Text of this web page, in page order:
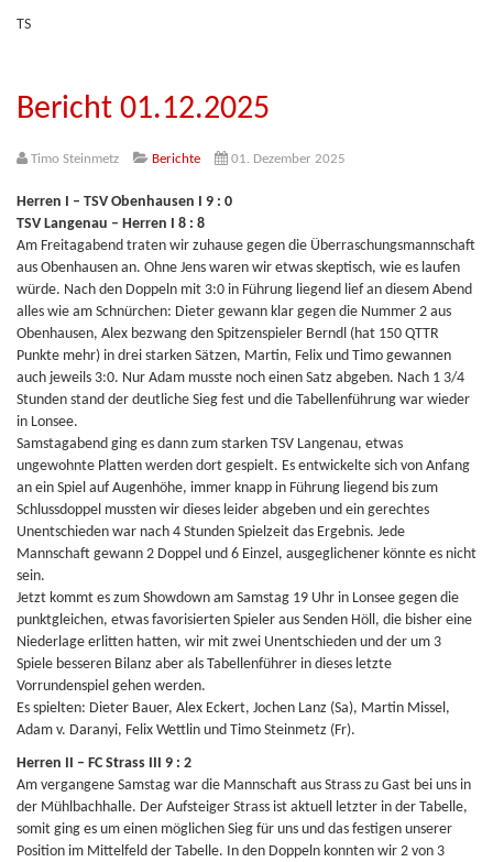
TS
Bericht 01.12.2025
Timo Steinmetz Berichte 01. Dezember 2025
Herren I – TSV Obenhausen I 9 : 0
TSV Langenau – Herren I 8 : 8
Am Freitagabend traten wir zuhause gegen die Überraschungsmannschaft
aus Obenhausen an. Ohne Jens waren wir etwas skeptisch, wie es laufen
würde. Nach den Doppeln mit 3:0 in Führung liegend lief an diesem Abend
alles wie am Schnürchen: Dieter gewann klar gegen die Nummer 2 aus
Obenhausen, Alex bezwang den Spitzenspieler Berndl (hat 150 QTTR
Punkte mehr) in drei starken Sätzen, Martin, Felix und Timo gewannen
auch jeweils 3:0. Nur Adam musste noch einen Satz abgeben. Nach 1 3/4
Stunden stand der deutliche Sieg fest und die Tabellenführung war wieder
in Lonsee.
Samstagabend ging es dann zum starken TSV Langenau, etwas
ungewohnte Platten werden dort gespielt. Es entwickelte sich von Anfang
an ein Spiel auf Augenhöhe, immer knapp in Führung liegend bis zum
Schlussdoppel mussten wir dieses leider abgeben und ein gerechtes
Unentschieden war nach 4 Stunden Spielzeit das Ergebnis. Jede
Mannschaft gewann 2 Doppel und 6 Einzel, ausgeglichener könnte es nicht
sein.
Jetzt kommt es zum Showdown am Samstag 19 Uhr in Lonsee gegen die
punktgleichen, etwas favorisierten Spieler aus Senden Höll, die bisher eine
Niederlage erlitten hatten, wir mit zwei Unentschieden und der um 3
Spiele besseren Bilanz aber als Tabellenführer in dieses letzte
Vorrundenspiel gehen werden.
Es spielten: Dieter Bauer, Alex Eckert, Jochen Lanz (Sa), Martin Missel,
Adam v. Daranyi, Felix Wettlin und Timo Steinmetz (Fr).
Herren II – FC Strass III 9 : 2
Am vergangene Samstag war die Mannschaft aus Strass zu Gast bei uns in
der Mühlbachhalle. Der Aufsteiger Strass ist aktuell letzter in der Tabelle,
somit ging es um einen möglichen Sieg für uns und das festigen unserer
Position im Mittelfeld der Tabelle. In den Doppeln konnten wir 2 von 3